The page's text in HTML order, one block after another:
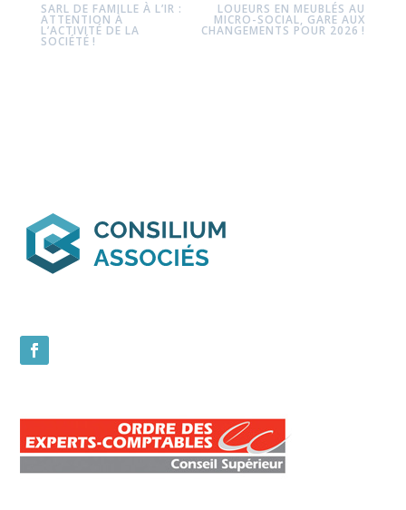
SARL DE FAMILLE À L’IR :
ATTENTION À
L’ACTIVITÉ DE LA
SOCIÉTÉ !
LOUEURS EN MEUBLÉS AU
MICRO-SOCIAL, GARE AUX
CHANGEMENTS POUR 2026 !